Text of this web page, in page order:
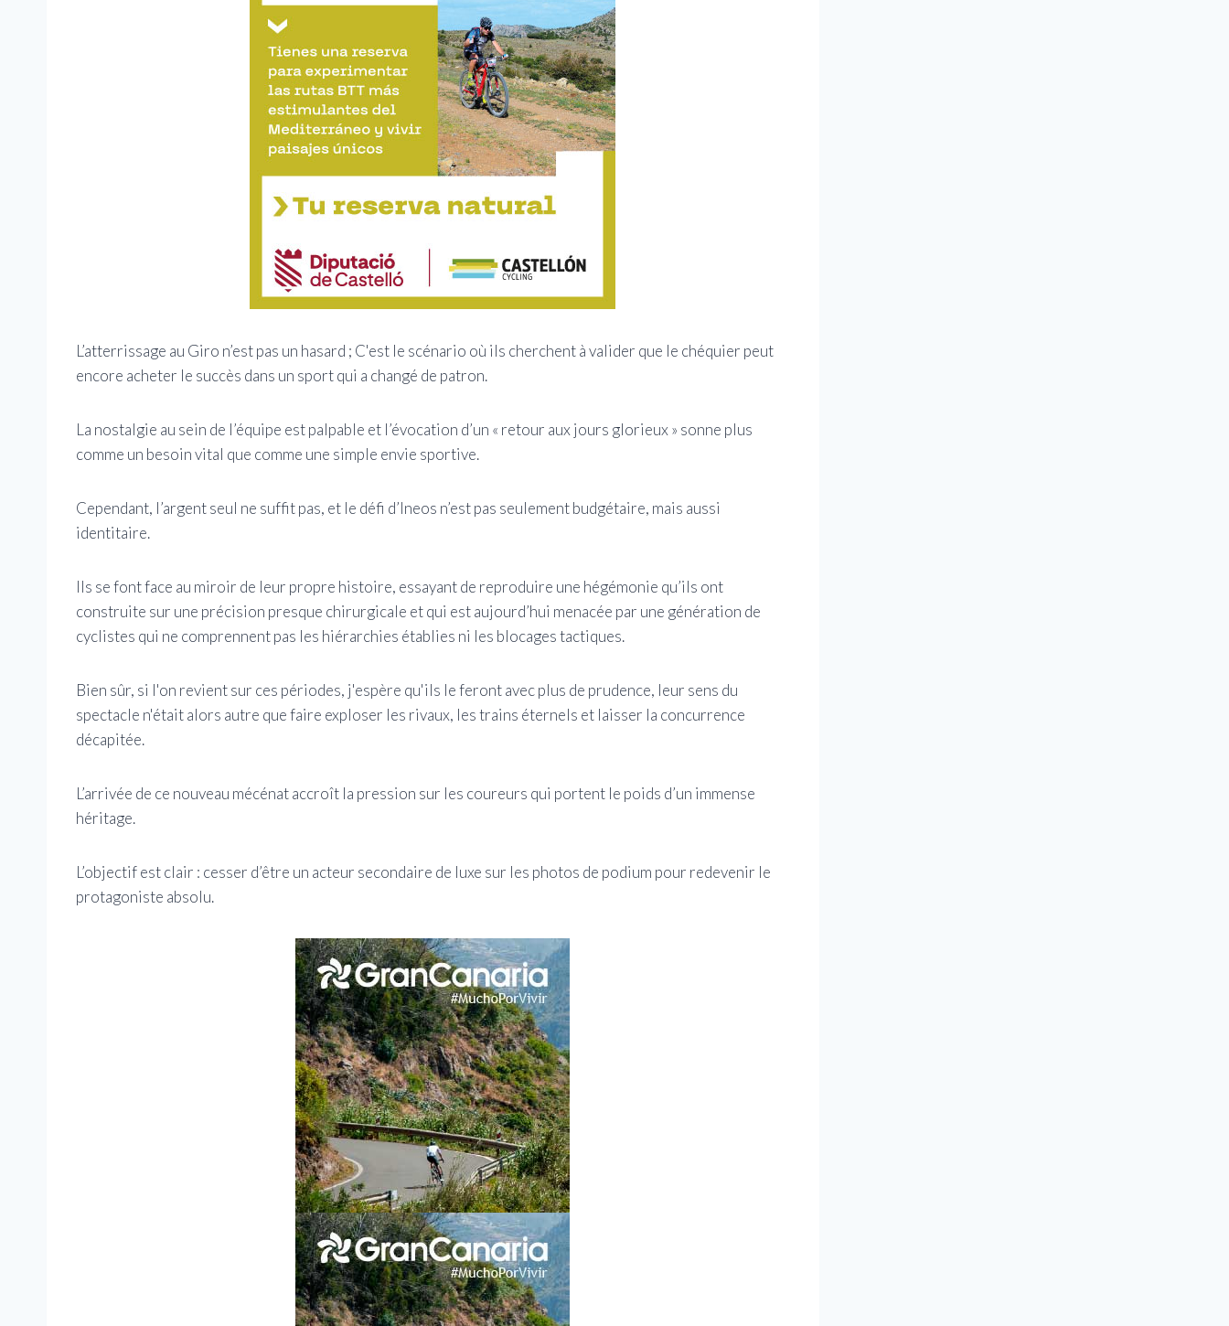
L’atterrissage au Giro n’est pas un hasard ; C'est le scénario où ils cherchent à valider que le chéquier peut
encore acheter le succès dans un sport qui a changé de patron.
La nostalgie au sein de l’équipe est palpable et l’évocation d’un « retour aux jours glorieux » sonne plus
comme un besoin vital que comme une simple envie sportive.
Cependant, l’argent seul ne suffit pas, et le défi d’Ineos n’est pas seulement budgétaire, mais aussi
identitaire.
Ils se font face au miroir de leur propre histoire, essayant de reproduire une hégémonie qu’ils ont
construite sur une précision presque chirurgicale et qui est aujourd’hui menacée par une génération de
cyclistes qui ne comprennent pas les hiérarchies établies ni les blocages tactiques.
Bien sûr, si l'on revient sur ces périodes, j'espère qu'ils le feront avec plus de prudence, leur sens du
spectacle n'était alors autre que faire exploser les rivaux, les trains éternels et laisser la concurrence
décapitée.
L’arrivée de ce nouveau mécénat accroît la pression sur les coureurs qui portent le poids d’un immense
héritage.
L’objectif est clair : cesser d’être un acteur secondaire de luxe sur les photos de podium pour redevenir le
protagoniste absolu.